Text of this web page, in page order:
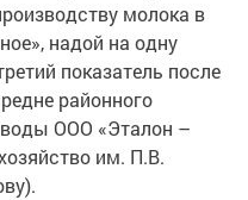
молока в
надой на одну
показатель после
районного
ООО «Эталон –
им. П.В.